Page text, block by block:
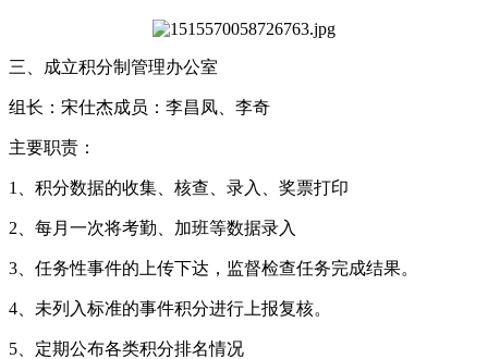
三、成立积分制管理办公室
组长：宋仕杰成员：李昌凤、李奇
主要职责：
1、积分数据的收集、核查、录入、奖票打印
2、每月一次将考勤、加班等数据录入
3、任务性事件的上传下达，监督检查任务完成结果。
4、未列入标准的事件积分进行上报复核。
5、定期公布各类积分排名情况